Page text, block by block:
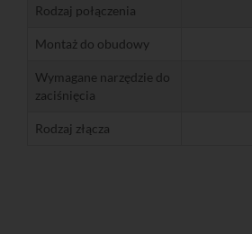
Rodzaj połączenia
Montaż do obudowy
Wymagane narzędzie do
zaciśnięcia
Rodzaj złącza